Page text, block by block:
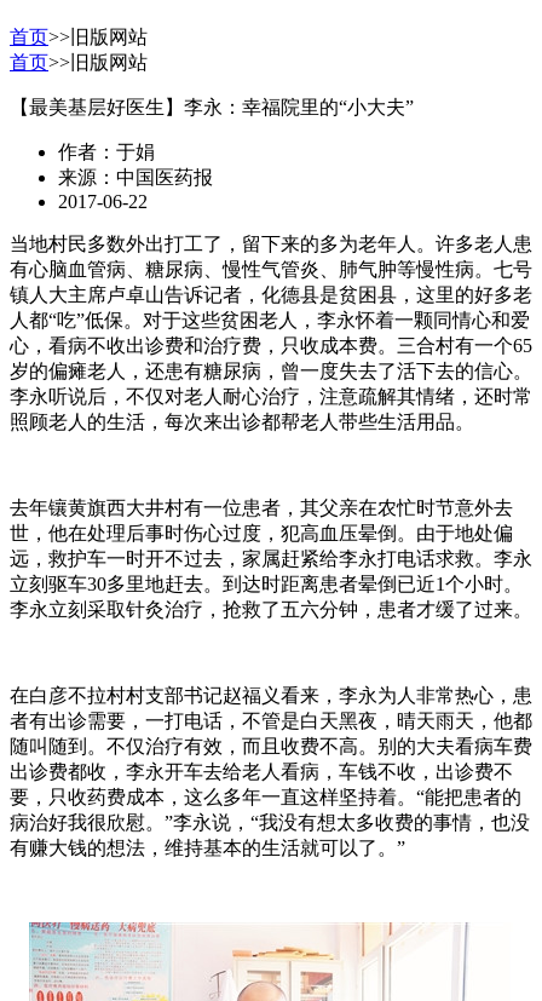
首页>> 旧版网站
首页>> 旧版网站
【最美基层好医生】李永：幸福院里的“小大夫”
作者：于娟
来源：中国医药报
2017-06-22
当地村民多数外出打工了，留下来的多为老年人。许多老人患
有心脑血管病、糖尿病、慢性气管炎、肺气肿等慢性病。七号
镇人大主席卢卓山告诉记者，化德县是贫困县，这里的好多老
人都“吃”低保。对于这些贫困老人，李永怀着一颗同情心和爱
心，看病不收出诊费和治疗费，只收成本费。三合村有一个65
岁的偏瘫老人，还患有糖尿病，曾一度失去了活下去的信心。
李永听说后，不仅对老人耐心治疗，注意疏解其情绪，还时常
照顾老人的生活，每次来出诊都帮老人带些生活用品。
去年镶黄旗西大井村有一位患者，其父亲在农忙时节意外去
世，他在处理后事时伤心过度，犯高血压晕倒。由于地处偏
远，救护车一时开不过去，家属赶紧给李永打电话求救。李永
立刻驱车30多里地赶去。到达时距离患者晕倒已近1个小时。
李永立刻采取针灸治疗，抢救了五六分钟，患者才缓了过来。
在白彦不拉村村支部书记赵福义看来，李永为人非常热心，患
者有出诊需要，一打电话，不管是白天黑夜，晴天雨天，他都
随叫随到。不仅治疗有效，而且收费不高。别的大夫看病车费
出诊费都收，李永开车去给老人看病，车钱不收，出诊费不
要，只收药费成本，这么多年一直这样坚持着。“能把患者的
病治好我很欣慰。”李永说，“我没有想太多收费的事情，也没
有赚大钱的想法，维持基本的生活就可以了。”